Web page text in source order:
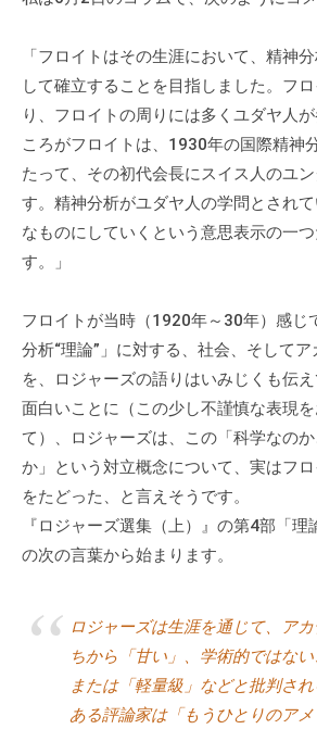
「フロイトはその生涯において、精神
して確立することを目指しました。フ
り、フロイトの周りには多くユダヤ人
ころがフロイトは、1930年の国際精神
たって、その初代会長にスイス人のユ
す。精神分析がユダヤ人の学問とされ
なものにしていくという意思表示の一
す。」
フロイトが当時（1920年～30年）感じ
分析“理論”」に対する、社会、そして
を、ロジャーズの語りはいみじくも伝え
面白いことに（この少し不謹慎な表現
て）、ロジャーズは、この「科学なの
か」という対立概念について、実はフ
をたどった、と言えそうです。
『ロジャーズ選集（上）』の第4部「
の次の言葉から始まります。
ロジャーズは生涯を通じて、ア
ちから「甘い」、学術的ではない
または「軽量級」などと批判され
ある評論家は「もうひとりのア